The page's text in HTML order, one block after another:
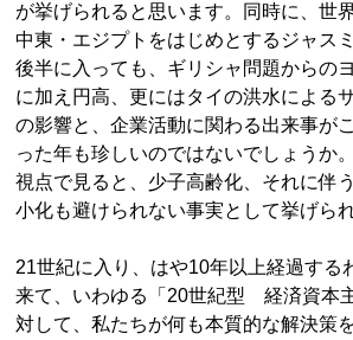
が挙げられると思います。同時に、世
中東・エジプトをはじめとするジャス
後半に入っても、ギリシャ問題からの
に加え円高、更にはタイの洪水による
の影響と、企業活動に関わる出来事が
った年も珍しいのではないでしょうか
視点で見ると、少子高齢化、それに伴
小化も避けられない事実として挙げられ
21世紀に入り、はや10年以上経過する
来て、いわゆる「20世紀型 経済資本
対して、私たちが何も本質的な解決策